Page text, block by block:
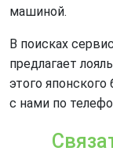
машиной.
В поисках
предлагает
этого
с нами по